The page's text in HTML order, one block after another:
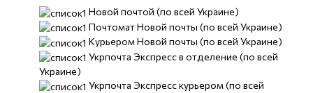
​​Новой почтой (по всей Украине)
Почтомат Новой почты (по всей Украине)
Курьером Новой почты (по всей Украине)
Укрпочта Экспресс в отделение (по всей
Украине)
Укрпочта Экспресс курьером (по всей